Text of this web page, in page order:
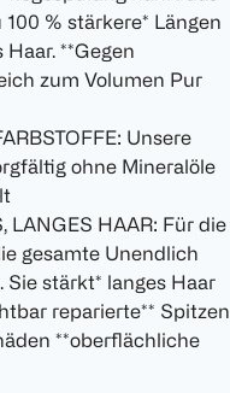
% stärkere* Längen
**Gegen
zum Volumen Pur
Unsere
ohne Mineralöle
LANGES HAAR: Für die
gesamte Unendlich
Sie stärkt* langes Haar
reparierte**
**oberflächliche